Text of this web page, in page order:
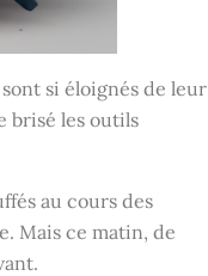
si éloignés de leur
brisé les outils
au cours des
Mais ce matin, de